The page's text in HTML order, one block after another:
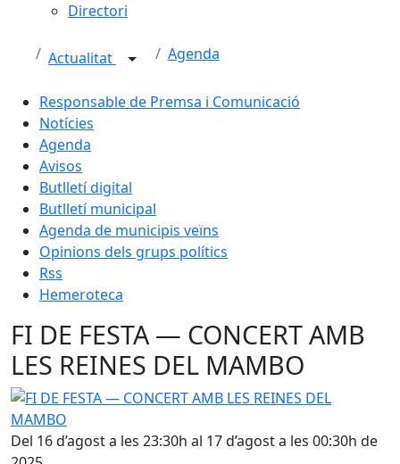
Directori
Actualitat Agenda
Responsable de Premsa i Comunicació
Notícies
Agenda
Avisos
Butlletí digital
Butlletí municipal
Agenda de municipis veïns
Opinions dels grups polítics
Rss
Hemeroteca
FI DE FESTA ― CONCERT AMB
LES REINES DEL MAMBO
FI DE FESTA ― CONCERT AMB LES REINES DEL MAMBO
Del 16 d’agost a les 23:30h al 17 d’agost a les 00:30h de